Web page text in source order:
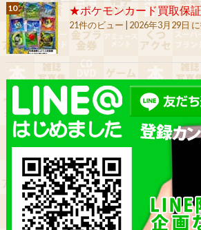
★ポケモンカード買取保
21件のビュー 2026年3月29日